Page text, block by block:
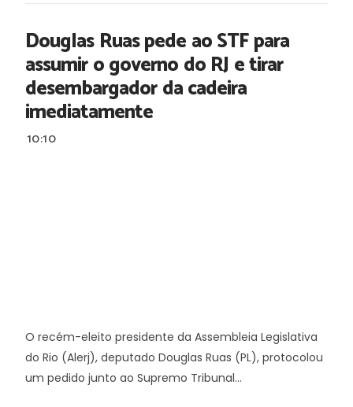
Douglas Ruas pede ao STF para
assumir o governo do RJ e tirar
desembargador da cadeira
imediatamente
10:10
O recém-eleito presidente da Assembleia Legislativa
do Rio (Alerj), deputado Douglas Ruas (PL), protocolou
um pedido junto ao Supremo Tribunal...